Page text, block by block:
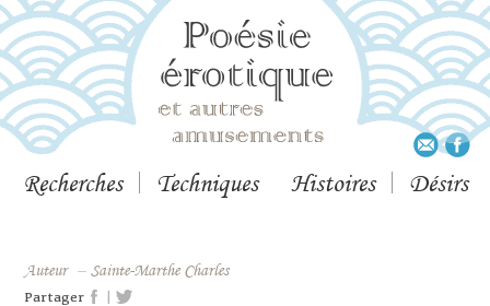
Recherches Techniques Histoires Désirs
Auteur – Sainte-Marthe Charles
Partager |